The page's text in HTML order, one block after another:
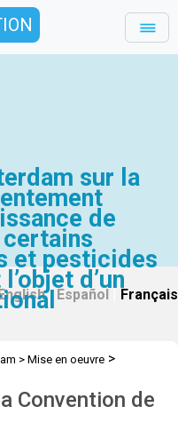
sur la
de
et pesticides
d’un
| Español Français
> Mise en oeuvre >
Convention de